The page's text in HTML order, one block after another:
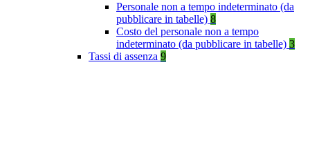
Personale non a tempo indeterminato (da
pubblicare in tabelle) 8
Costo del personale non a tempo
indeterminato (da pubblicare in tabelle) 3
Tassi di assenza 9